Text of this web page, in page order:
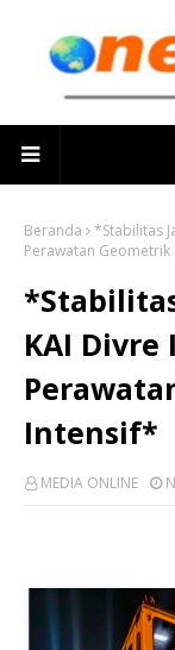
Beranda
*Stabilitas
Perawatan Geometrik
KAI Divre
Intensif*
MEDIA ONLINE